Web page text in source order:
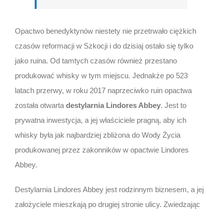
Opactwo benedyktynów niestety nie przetrwało ciężkich
czasów reformacji w Szkocji i do dzisiaj ostało się tylko
jako ruina. Od tamtych czasów również przestano
produkować whisky w tym miejscu. Jednakże po 523
latach przerwy, w roku 2017 naprzeciwko ruin opactwa
została otwarta destylarnia Lindores Abbey. Jest to
prywatna inwestycja, a jej właściciele pragną, aby ich
whisky była jak najbardziej zbliżona do Wody Życia
produkowanej przez zakonników w opactwie Lindores
Abbey.
Destylarnia Lindores Abbey jest rodzinnym biznesem, a jej
założyciele mieszkają po drugiej stronie ulicy. Zwiedzając